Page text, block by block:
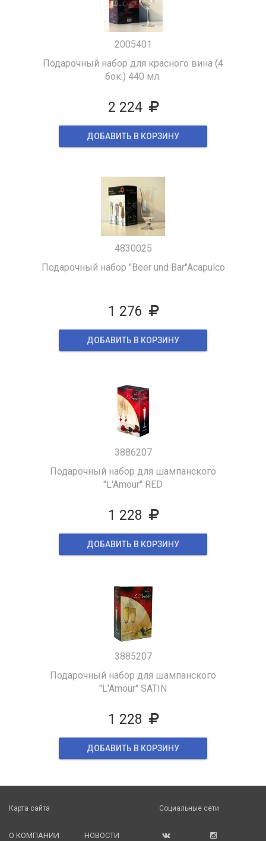
2005401
Подарочный набор для красного вина (4
бок.) 440 мл.
2 224
ДОБАВИТЬ В КОРЗИНУ
4830025
Подарочный набор "Beer und Bar"Acapulco
1 276
ДОБАВИТЬ В КОРЗИНУ
3886207
Подарочный набор для шампанского
"L'Amour" RED
1 228
ДОБАВИТЬ В КОРЗИНУ
3885207
Подарочный набор для шампанского
"L'Amour" SATIN
1 228
ДОБАВИТЬ В КОРЗИНУ
Карта сайта
О КОМПАНИИ НОВОСТИ
Социальные сети